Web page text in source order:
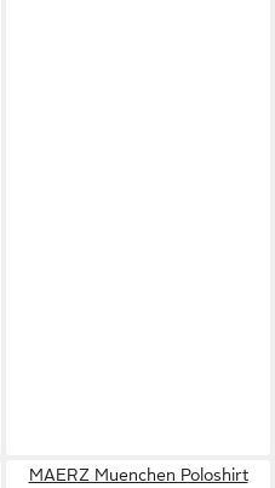
MAERZ Muenchen Poloshirt